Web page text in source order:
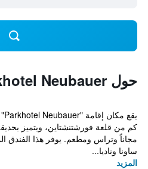
حول Parkhotel Neubauer
كم من قلعة فورشتنشتاين، ويتميز
ساونا وناديا...
المزيد